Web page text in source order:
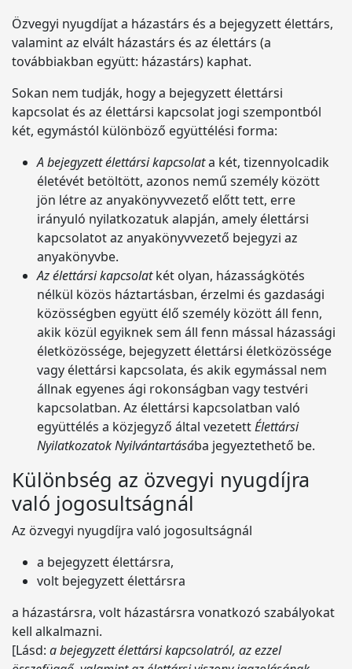
Özvegyi nyugdíjat a házastárs és a bejegyzett élettárs,
valamint az elvált házastárs és az élettárs (a
továbbiakban együtt: házastárs) kaphat.
Sokan nem tudják, hogy a bejegyzett élettársi
kapcsolat és az élettársi kapcsolat jogi szempontból
két, egymástól különböző együttélési forma:
A bejegyzett élettársi kapcsolata két, tizennyolcadik
életévét betöltött, azonos nemű személy között
jön létre az anyakönyvvezető előtt tett, erre
irányuló nyilatkozatuk alapján, amely élettársi
kapcsolatot az anyakönyvvezető bejegyzi az
anyakönyvbe.
Az élettársi kapcsolatkét olyan, házasságkötés
nélkül közös háztartásban, érzelmi és gazdasági
közösségben együtt élő személy között áll fenn,
akik közül egyiknek sem áll fenn mással házassági
életközössége, bejegyzett élettársi életközössége
vagy élettársi kapcsolata, és akik egymással nem
állnak egyenes ági rokonságban vagy testvéri
kapcsolatban. Az élettársi kapcsolatban való
együttélés a közjegyző által vezetettÉlettársi
Nyilatkozatok Nyilvántartásába jegyeztethető be.
Különbség az özvegyi nyugdíjra
való jogosultságnál
Az özvegyi nyugdíjra való jogosultságnál
a bejegyzett élettársra,
volt bejegyzett élettársra
a házastársra, volt házastársra vonatkozó szabályokat
kell alkalmazni.
[Lásd: a bejegyzett élettársi kapcsolatról, az ezzel